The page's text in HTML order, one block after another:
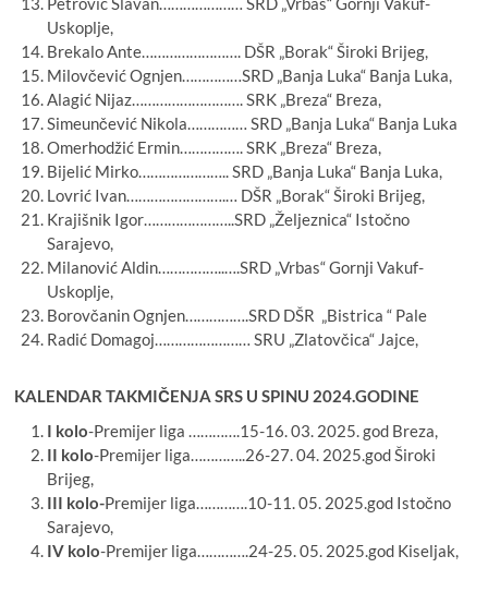
Uskoplje,
Brekalo Ante……………………. DŠR „Borak“ Široki Brijeg,
Milovčević Ognjen……………SRD „Banja Luka“ Banja Luka,
Alagić Nijaz………………………. SRK „Breza“ Breza,
Simeunčević Nikola…………… SRD „Banja Luka“ Banja Luka
Omerhodžić Ermin……………. SRK „Breza“ Breza,
Bijelić Mirko………………….. SRD „Banja Luka“ Banja Luka,
Lovrić Ivan…………………….… DŠR „Borak“ Široki Brijeg,
Krajišnik Igor…………………..SRD „Željeznica“ Istočno
Sarajevo,
Milanović Aldin……………..….SRD „Vrbas“ Gornji Vakuf-
Uskoplje,
Borovčanin Ognjen…………….SRD DŠR „Bistrica “ Pale
Radić Domagoj…………………… SRU „Zlatovčica“ Jajce,
KALENDAR TAKMIČENJA SRS U SPINU 2024.GODINE
I kolo-Premijer liga ………….15-16. 03. 2025. god Breza,
II kolo-Premijer liga…………..26-27. 04. 2025.god Široki
Brijeg,
III kolo-Premijer liga………….10-11. 05. 2025.god Istočno
Sarajevo,
IV kolo-Premijer liga………….24-25. 05. 2025.god Kiseljak,